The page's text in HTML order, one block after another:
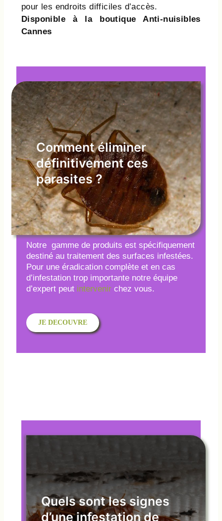
pour les endroits difficiles d’accès.
Disponible à la boutique Anti-nuisibles
Cannes
Comment éliminer
définitivement ces
parasites ?
Notre gamme de produits est spécifiquement
destiné au traitement des surfaces infestées.
Pour une éradication complète et en cas
d’infestation trop importante notre équipe
d’expert peut intervenir chez vous.
JE DECOUVRE
Quels sont les signes
d’une infestation de